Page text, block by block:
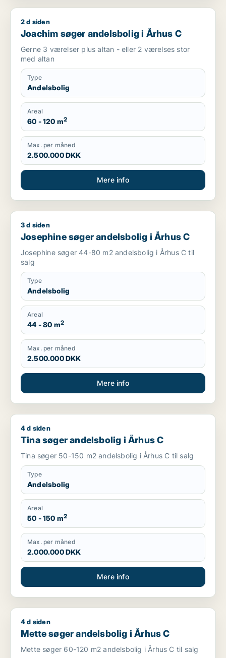
Joachim søger andelsbolig i Århus C
2 d siden
Joachim søger andelsbolig i Århus C
Gerne 3 værelser plus altan - eller 2 værelses stor
med altan
Type
Andelsbolig
Areal
60 - 120 m2
Max. per måned
2.500.000 DKK
Mere info
Josephine søger andelsbolig i Århus C
3 d siden
Josephine søger andelsbolig i Århus C
Josephine søger 44-80 m2 andelsbolig i Århus C til
salg
Type
Andelsbolig
Areal
44 - 80 m2
Max. per måned
2.500.000 DKK
Mere info
Tina søger andelsbolig i Århus C
4 d siden
Tina søger andelsbolig i Århus C
Tina søger 50-150 m2 andelsbolig i Århus C til salg
Type
Andelsbolig
Areal
50 - 150 m2
Max. per måned
2.000.000 DKK
Mere info
Mette søger andelsbolig i Århus C
4 d siden
Mette søger andelsbolig i Århus C
Mette søger 60-120 m2 andelsbolig i Århus C til salg